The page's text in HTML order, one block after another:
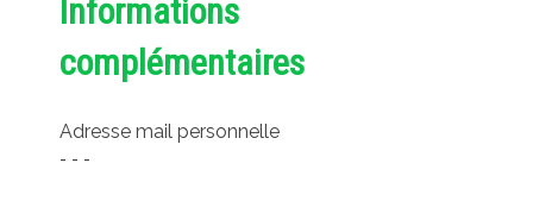
NOS TRAVAUX EN VIDÉO
Informations
complémentaires
Adresse mail personnelle
- - -